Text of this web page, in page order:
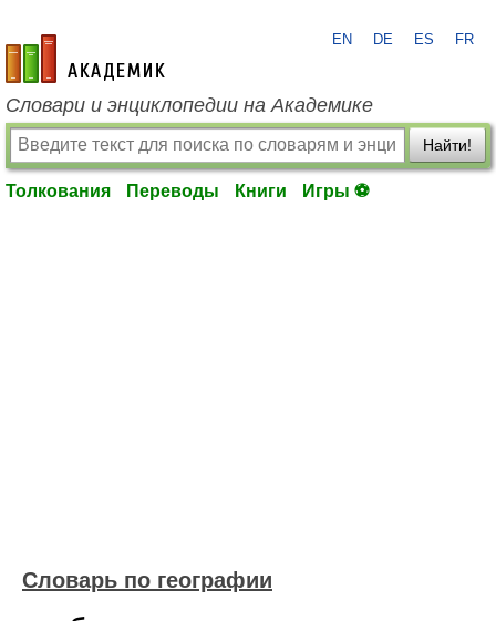
academic.ru
EN DE ES FR
Словари и энциклопедии на Академике
Найти!
Толкования Переводы Книги Игры ⚽
Словарь по географии